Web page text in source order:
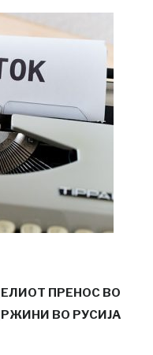
ПРЕНОС ВО
ВО РУСИЈА